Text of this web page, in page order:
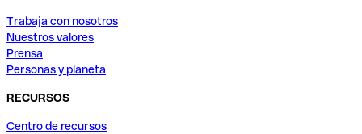
Trabaja con nosotros
Nuestros valores
Prensa
Personas y planeta
RECURSOS
Centro de recursos